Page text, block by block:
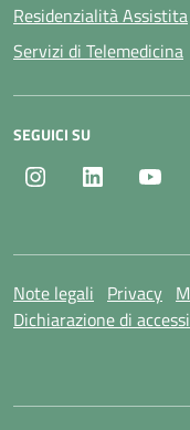
Residenzialità Assistita
Servizi di Telemedicina
SEGUICI SU
Instagram LinkedIn
Note legali Privacy
Dichiarazione di